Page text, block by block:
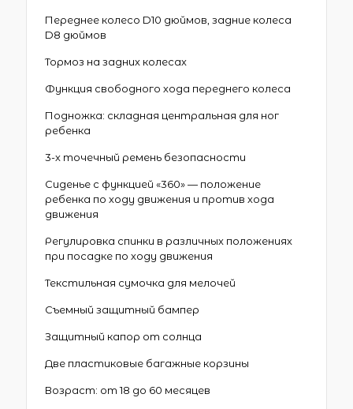
Переднее колесо D10 дюймов, задние колеса
D8 дюймов
Тормоз на задних колесах
Функция свободного хода переднего колеса
Подножка: складная центральная для ног
ребенка
3-х точечный ремень безопасности
Сиденье с функцией «360» — положение
ребенка по ходу движения и против хода
движения
Регулировка спинки в различных положениях
при посадке по ходу движения
Текстильная сумочка для мелочей
Съемный защитный бампер
Защитный капор от солнца
Две пластиковые багажные корзины
Возраст: от 18 до 60 месяцев